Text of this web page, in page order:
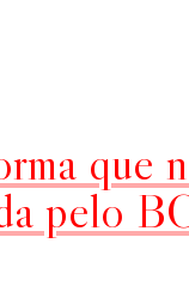
que
pelo